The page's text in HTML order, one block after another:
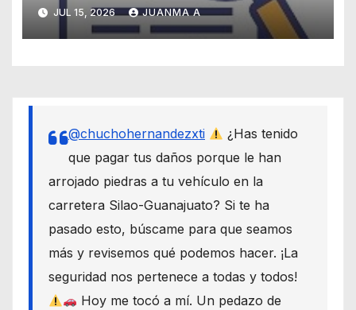
JUL 15, 2026 JUANMA A
@chuchohernandezxti
¿Has tenido
que pagar tus daños porque le han
arrojado piedras a tu vehículo en la
carretera Silao-Guanajuato? Si te ha
pasado esto, búscame para que seamos
más y revisemos qué podemos hacer. ¡La
seguridad nos pertenece a todas y todos!
Hoy me tocó a mí. Un pedazo de